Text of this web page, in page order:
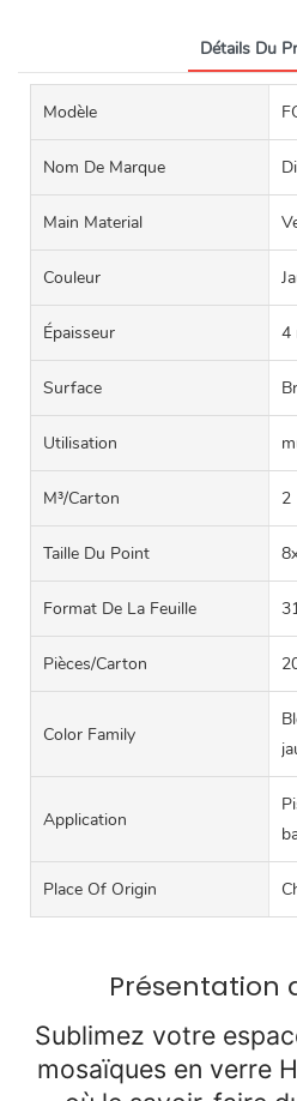
Détails Du
Modèle
Nom De Marque
Main Material
Couleur
Épaisseur 4
Surface
Utilisation
M³/carton 2
Taille Du Point
Format De La Feuille
Pièces/carton
Color Family
Application
Place Of Origin
Présentation
Sublimez votre
mosaïques en verre